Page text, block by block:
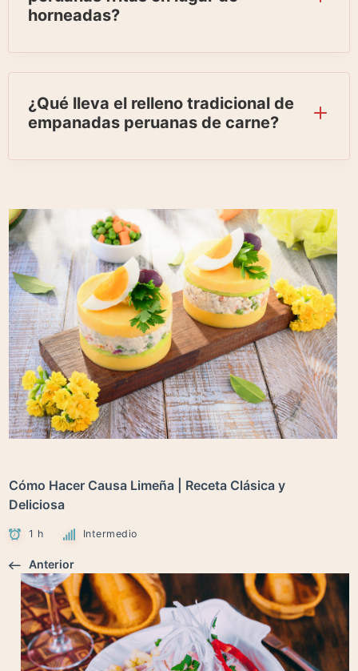
horneadas?
¿Qué lleva el relleno tradicional de
empanadas peruanas de carne?
Cómo Hacer Causa Limeña | Receta Clásica y
Deliciosa
1 h Intermedio
Anterior